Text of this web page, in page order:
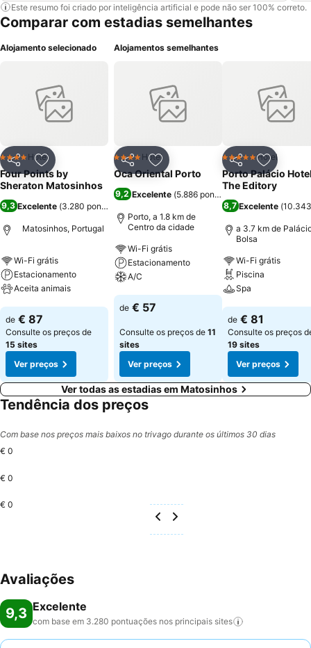
Este resumo foi criado por inteligência artificial e pode não ser 100% correto.
Comparar com estadias semelhantes
Alojamento selecionado
PartilharAdicionar aos favoritos
4 EstrelasHotel
Four Points by
Sheraton Matosinhos
9,3Excelente (3.280 pontuações
Matosinhos, Portugal
Wi-Fi grátis
Estacionamento
Aceita animais
Ver preços
de € 87
Consulte os preços de
15 sites
Ver preços
Alojamentos semelhantes
PartilharAdicionar aos favoritos
4 EstrelasHotel
Oca Oriental Porto
9,2 Excelente (5.886 pontuações
Porto, a 1.8 km de
Centro da cidade
Wi-Fi grátis
Estacionamento
A/C
Ver preços
de € 57
Consulte os preços de 11
sites
Ver preços
Partilhar
5 EstrelasHotel
Porto Palácio
The Editory
8,7Excelente (
a 3.7 km de
Bolsa
Wi-Fi grátis
Piscina
Spa
Ver preços
de € 81
Consulte os preços
19 sites
Ver preços
Ver todas as estadias em Matosinhos
Tendência dos preços
Com base nos preços mais baixos no trivago durante os últimos 30 dias
€ 0
€ 0
€ 0
Avaliações
9,3 Excelente
com base em 3.280 pontuações nos principais sites